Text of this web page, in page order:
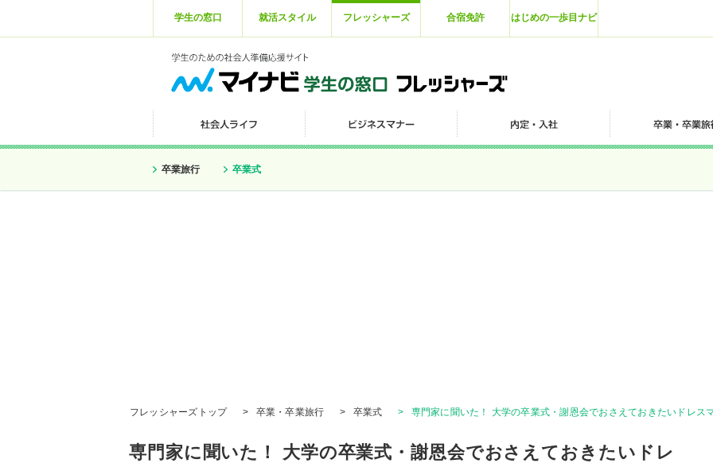
学生の窓口 就活スタイル フレッシャーズ 合宿免許 はじめの一歩目ナビ
卒業旅行 卒業式
フレッシャーズトップ > 卒業・卒業旅行 > 卒業式 > 専門家に聞いた！ 大学の卒業式・謝恩会でおさえておきたいドレス
専門家に聞いた！ 大学の卒業式・謝恩会でおさえておきたいドレ